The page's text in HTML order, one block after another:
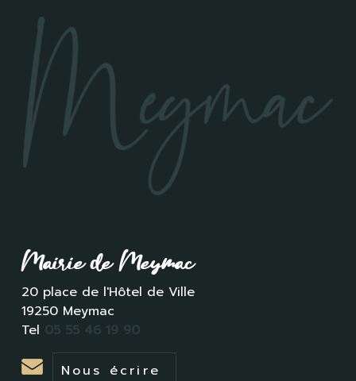
Mairie de Meymac
20 place de l'Hôtel de Ville
19250 Meymac
Tel 05 55 46 19 90
Nous écrire